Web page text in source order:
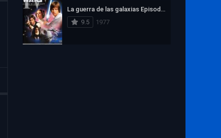
La guerra de las galaxias Episodio IV: Una nueva esperanza
9.5
1977